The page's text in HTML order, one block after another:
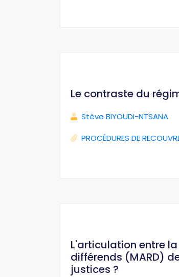
Le contraste du
Stève BIYOUDI-NTSANA
PROCÉDURES DE
L'articulation entre la
différends (MARD)
justices ?